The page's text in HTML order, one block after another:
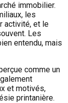
immobilier.
les
activité, et le
Les
entendu, mais
comme un
et motivés,
printanière.